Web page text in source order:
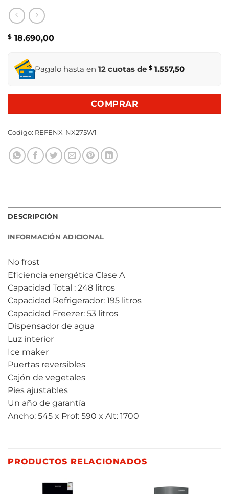
$ 18.690,00
Pagalo hasta en 12 cuotas de $ 1.557,50
COMPRAR
Codigo: REFENX-NX275W1
DESCRIPCIÓN
INFORMACIÓN ADICIONAL
No frost
Eficiencia energética Clase A
Capacidad Total : 248 litros
Capacidad Refrigerador: 195 litros
Capacidad Freezer: 53 litros
Dispensador de agua
Luz interior
Ice maker
Puertas reversibles
Cajón de vegetales
Pies ajustables
Un año de garantía
Ancho: 545 x Prof: 590 x Alt: 1700
PRODUCTOS RELACIONADOS